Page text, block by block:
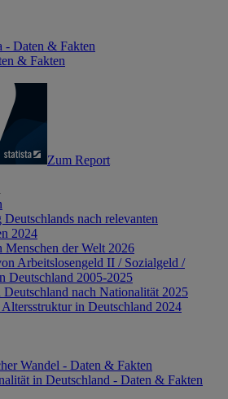
- Daten & Fakten
& Fakten
Zum Report
nach relevanten
2024
Menschen der Welt 2026
Arbeitslosengeld II / Sozialgeld /
Deutschland 2005-2025
Deutschland nach Nationalität 2025
in Deutschland 2024
Wandel - Daten & Fakten
in Deutschland - Daten & Fakten